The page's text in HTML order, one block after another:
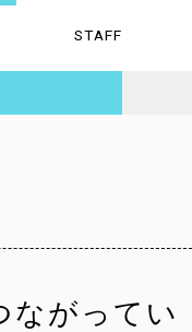
STAFF
ホステル
ながってい